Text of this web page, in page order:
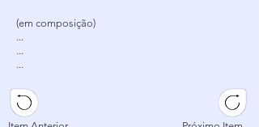
(em composição)
...
...
...